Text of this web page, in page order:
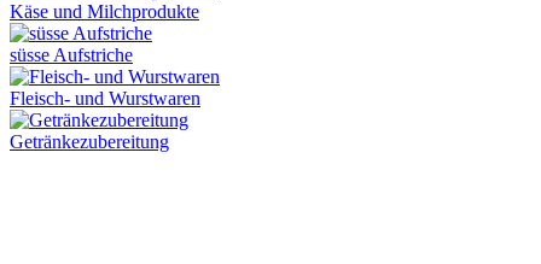
Käse und Milchprodukte
süsse Aufstriche
Fleisch- und Wurstwaren
Getränkezubereitung